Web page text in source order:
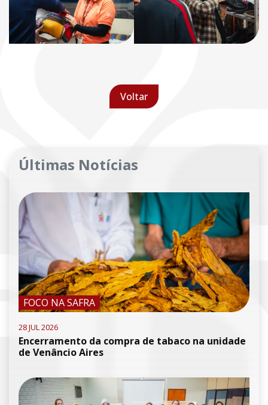
Voltar
Últimas Notícias
FOCO NA SAFRA
28 JUL 2026
Encerramento da compra de tabaco na unidade
de Venâncio Aires